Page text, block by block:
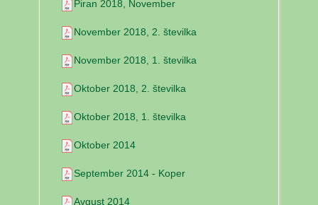
Piran 2018, November
November 2018, 2. številka
November 2018, 1. številka
Oktober 2018, 2. številka
Oktober 2018, 1. številka
Oktober 2014
September 2014 - Koper
Avgust 2014